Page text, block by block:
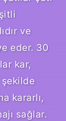
ve
eder. 30
kar,
kararlı,
sağlar.